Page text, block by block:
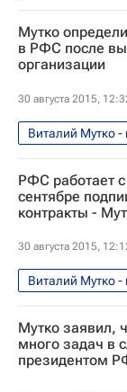
Футбол
Вячеслав
Сергей Фурсенко
Российский
Михаил
Анзор
Сергей Анохин
Мутко
в РФС после
организации
30 августа 2015,
Футбол
Российский
РФС работает
сентябре
контракты -
30 августа 2015,
Футбол
Российский
Мутко заявил,
много задач в
президентом